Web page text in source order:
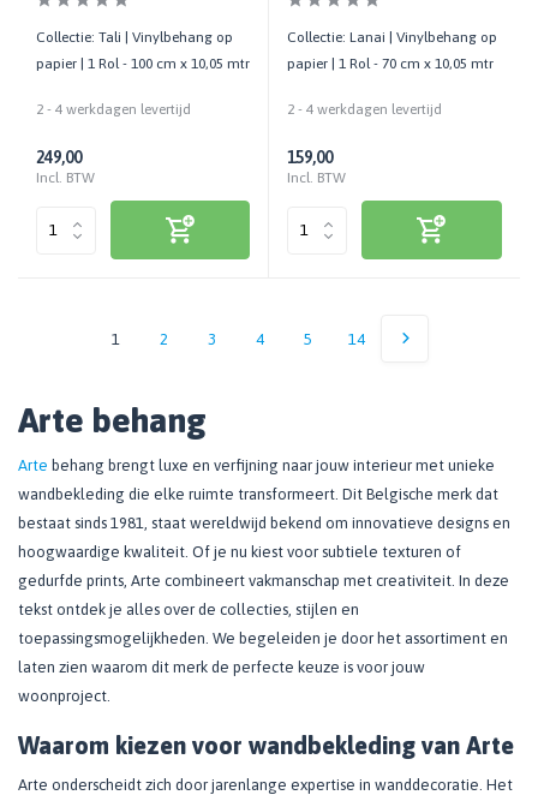
Collectie: Tali | Vinylbehang op
papier | 1 Rol - 100 cm x 10,05 mtr
2 - 4 werkdagen levertijd
249,00
Incl. BTW
Collectie: Lanai | Vinylbehang op
papier | 1 Rol - 70 cm x 10,05 mtr
2 - 4 werkdagen levertijd
159,00
Incl. BTW
1 2 3 4 5 14
Arte behang
Arte behang brengt luxe en verfijning naar jouw interieur met unieke
wandbekleding die elke ruimte transformeert. Dit Belgische merk dat
bestaat sinds 1981, staat wereldwijd bekend om innovatieve designs en
hoogwaardige kwaliteit. Of je nu kiest voor subtiele texturen of
gedurfde prints, Arte combineert vakmanschap met creativiteit. In deze
tekst ontdek je alles over de collecties, stijlen en
toepassingsmogelijkheden. We begeleiden je door het assortiment en
laten zien waarom dit merk de perfecte keuze is voor jouw
woonproject.
Waarom kiezen voor wandbekleding van Arte
Arte onderscheidt zich door jarenlange expertise in wanddecoratie. Het